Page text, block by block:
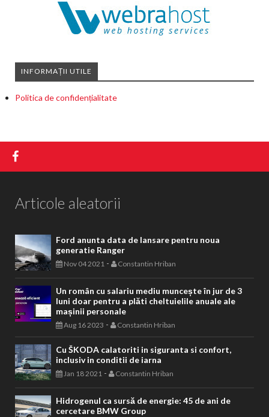
INFORMAȚII UTILE
Politica de confidențialitate
Articole aleatorii
Ford anunta data de lansare pentru noua
generatie Ranger
Nov 04 2021 - Constantin Hriban
Un român cu salariu mediu muncește în jur de 3
luni doar pentru a plăti cheltuielile anuale ale
mașinii personale
Aug 16 2023 - Constantin Hriban
Cu ŠKODA calatoriti in siguranta si confort,
inclusiv in conditii de iarna
Jan 18 2021 - Constantin Hriban
Hidrogenul ca sursă de energie: 45 de ani de
cercetare BMW Group